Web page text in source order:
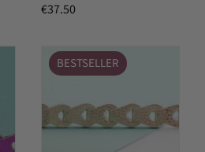
€37.50
BESTSELLER